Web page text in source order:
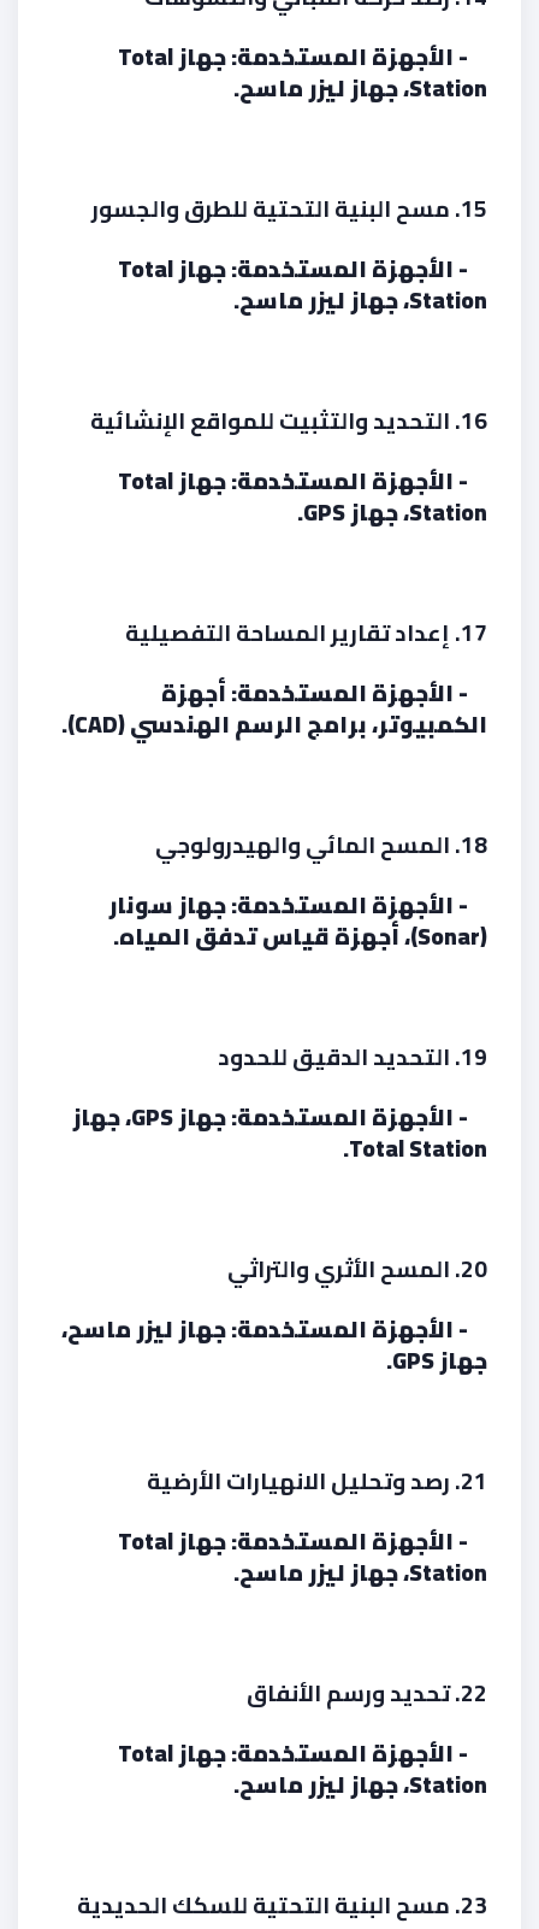
- الأجهزة المستخدمة: جهاز Total
Station، جهاز ليزر ماسح.
15. مسح البنية التحتية للطرق والجسور
- الأجهزة المستخدمة: جهاز Total
Station، جهاز ليزر ماسح.
16. التحديد والتثبيت للمواقع الإنشائية
- الأجهزة المستخدمة: جهاز Total
Station، جهاز GPS.
17. إعداد تقارير المساحة التفصيلية
- الأجهزة المستخدمة: أجهزة
الكمبيوتر، برامج الرسم الهندسي (CAD).
18. المسح المائي والهيدرولوجي
- الأجهزة المستخدمة: جهاز سونار
(Sonar)، أجهزة قياس تدفق المياه.
19. التحديد الدقيق للحدود
- الأجهزة المستخدمة: جهاز GPS، جهاز
Total Station.
20. المسح الأثري والتراثي
- الأجهزة المستخدمة: جهاز ليزر ماسح،
جهاز GPS.
21. رصد وتحليل الانهيارات الأرضية
- الأجهزة المستخدمة: جهاز Total
Station، جهاز ليزر ماسح.
22. تحديد ورسم الأنفاق
- الأجهزة المستخدمة: جهاز Total
Station، جهاز ليزر ماسح.
23. مسح البنية التحتية للسكك الحديدية